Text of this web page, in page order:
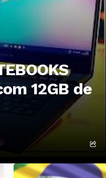
12GB de